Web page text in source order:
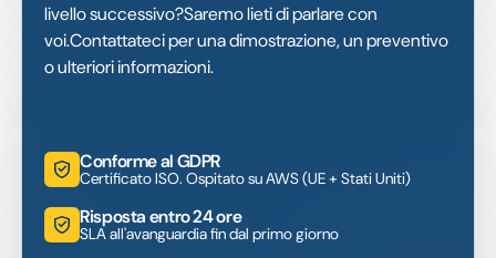
livello successivo?Saremo lieti di parlare con
voi.Contattateci per una dimostrazione, un preventivo
o ulteriori informazioni.
Conforme al GDPR
Certificato ISO. Ospitato su AWS (UE + Stati Uniti)
Risposta entro 24 ore
SLA all'avanguardia fin dal primo giorno